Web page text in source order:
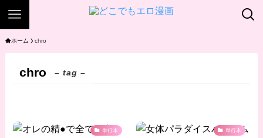
ホーム chro
chro – tag –
単行本 単行本